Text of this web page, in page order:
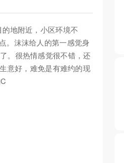
地附近，小区环境不
。沫沫给人的第一感觉身
。很热情感觉很不错，还
意好，难免是有难约的现